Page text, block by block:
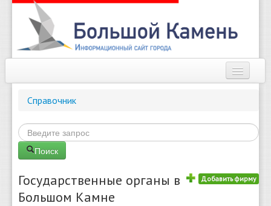
Новости
Справочник
Погода
Справочник
Поиск
Добавить фирму
Государственные органы в
Большом Камне